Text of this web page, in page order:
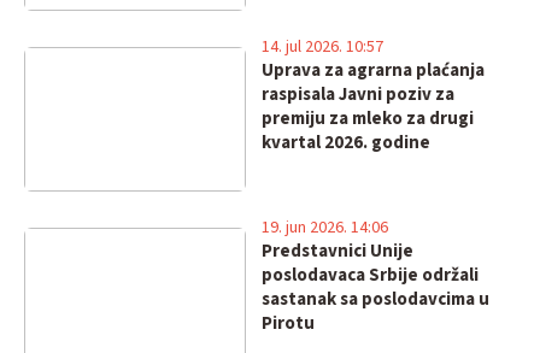
Uprava za agrarna plaćanja
raspisala Javni poziv za
premiju za mleko za drugi
kvartal 2026. godine
14. jul 2026. 10:57
Predstavnici Unije
poslodavaca Srbije održali
sastanak sa poslodavcima u
Pirotu
19. jun 2026. 14:06